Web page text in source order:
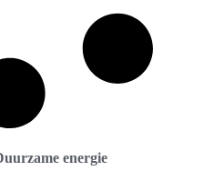
energie